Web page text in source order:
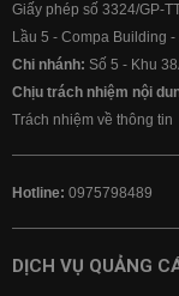
Giấy phép số 3324/GP-
Lầu 5 - Compa Building
Chi nhánh: Số 5 - Khu
Chịu trách nhiệm nội
Trách nhiệm về thông tin
Hotline: 0975798489
DỊCH VỤ QUẢNG